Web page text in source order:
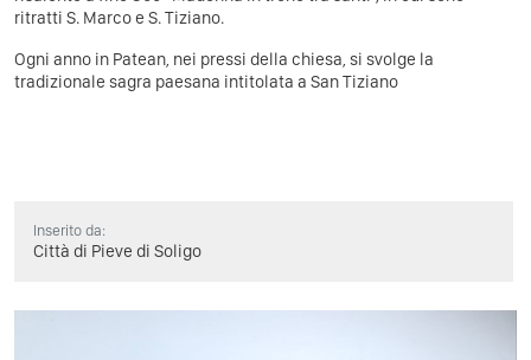
ritratti S. Marco e S. Tiziano.
Ogni anno in Patean, nei pressi della chiesa, si svolge la
tradizionale sagra paesana intitolata a San Tiziano
Inserito da:
Città di Pieve di Soligo